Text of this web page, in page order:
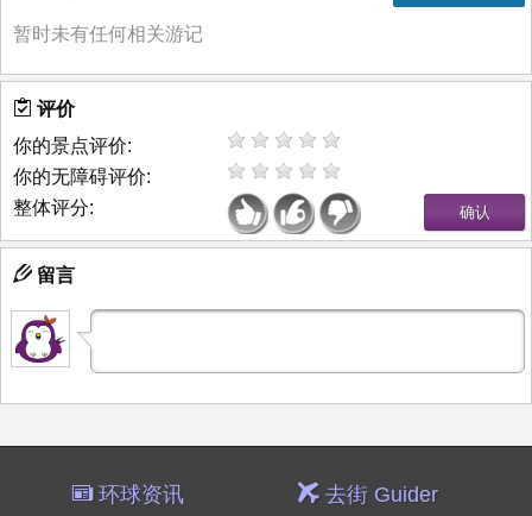
暂时未有任何相关游记
评价
你的景点评价:
你的无障碍评价:
整体评分:
留言
环球资讯 去街 Guider